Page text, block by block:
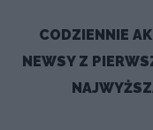
CODZIENNIE
NEWSY Z